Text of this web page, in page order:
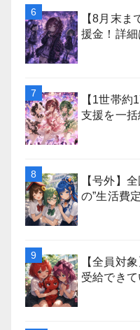
【8月末
援金！詳細
【1世帯
支援を一
【号外】
の”生活費
【全員対
受給でき